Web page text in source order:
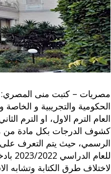
مصريات – كتبت منى المصري:
الحكومية والتجريبية و الخاصة
العام الترم الاول، او الترم
كشوف الدرجات بكل مادة من
الرسمي، حيث يتم التعرف على
لاختلاف طرق الكتابة وتشابه